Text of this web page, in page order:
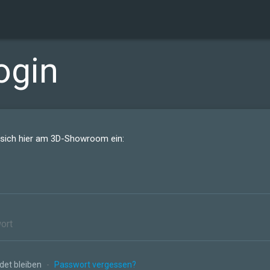
hier am 3D-Showroom ein:
bleiben - Passwort vergessen?